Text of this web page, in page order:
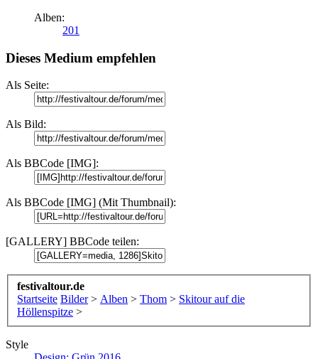
Alben:
201
Dieses Medium empfehlen
Als Seite:
Als Bild:
Als BBCode [IMG]:
Als BBCode [IMG] (Mit Thumbnail):
[GALLERY] BBCode teilen:
festivaltour.de
Startseite Bilder > Alben > Thom > Skitour auf die
Höllenspitze >
Style